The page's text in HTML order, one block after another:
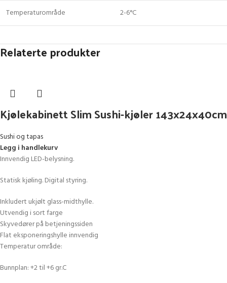
Temperaturområde 2-6°C
Relaterte produkter
Kjølekabinett Slim Sushi-kjøler 143x24x40cm
Sushi og tapas
Legg i handlekurv
Innvendig LED-belysning.
Statisk kjøling. Digital styring.
Inkludert ukjølt glass-midthylle.
Utvendig i sort farge
Skyvedører på betjeningssiden
Flat eksponeringshylle innvendig
Temperatur område:
Bunnplan: +2 til +6 gr.C